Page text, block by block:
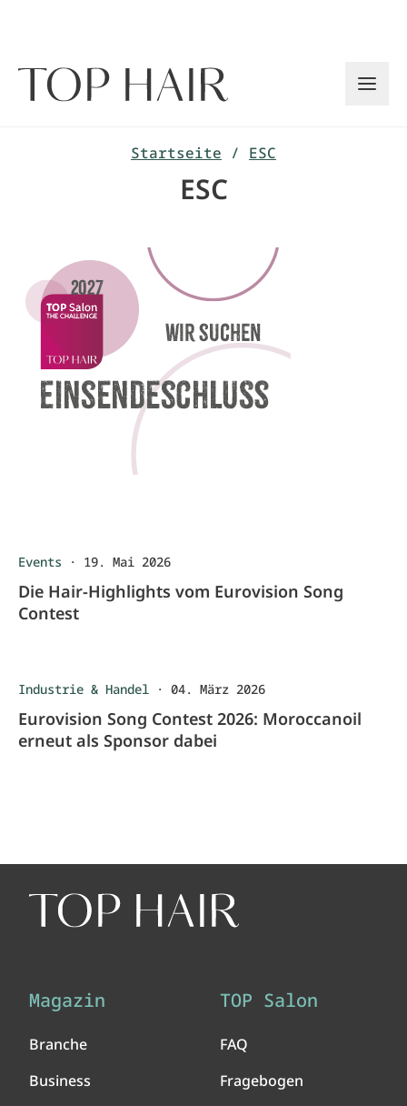
Startseite / ESC
ESC
Events · 19. Mai 2026
Die Hair-Highlights vom Eurovision Song
Contest
Industrie & Handel · 04. März 2026
Eurovision Song Contest 2026: Moroccanoil
erneut als Sponsor dabei
Magazin
Branche
Business
TOP Salon
FAQ
Fragebogen